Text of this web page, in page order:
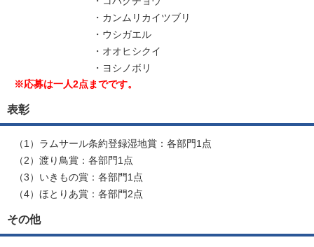
・カンムリカイツブリ
・ウシガエル
・オオヒシクイ
・ヨシノボリ
※応募は一人2点までです。
表彰
（1）ラムサール条約登録湿地賞：各部門1点
（2）渡り鳥賞：各部門1点
（3）いきもの賞：各部門1点
（4）ほとりあ賞：各部門2点
その他